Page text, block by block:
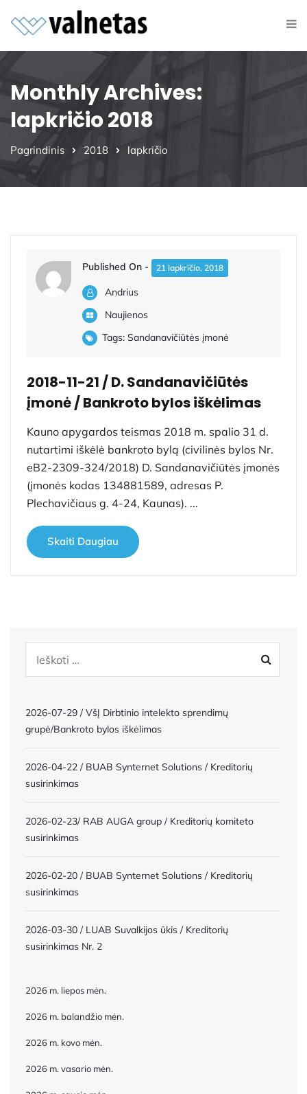
Monthly Archives:
lapkričio 2018
Pagrindinis 2018 lapkričio
Published On - 21 lapkričio, 2018
Andrius
Naujienos
Tags: Sandanavičiūtės įmonė
2018-11-21 / D. Sandanavičiūtės
įmonė / Bankroto bylos iškėlimas
Kauno apygardos teismas 2018 m. spalio 31 d.
nutartimi iškėlė bankroto bylą (civilinės bylos Nr.
eB2-2309-324/2018) D. Sandanavičiūtės įmonės
(įmonės kodas 134881589, adresas P.
Plechavičiaus g. 4-24, Kaunas). ...
Skaiti Daugiau
2026-07-29 / VšĮ Dirbtinio intelekto sprendimų
grupė/Bankroto bylos iškėlimas
2026-04-22 / BUAB Synternet Solutions / Kreditorių
susirinkimas
2026-02-23/ RAB AUGA group / Kreditorių komiteto
susirinkimas
2026-02-20 / BUAB Synternet Solutions / Kreditorių
susirinkimas
2026-03-30 / LUAB Suvalkijos ūkis / Kreditorių
susirinkimas Nr. 2
2026 m. liepos mėn.
2026 m. balandžio mėn.
2026 m. kovo mėn.
2026 m. vasario mėn.